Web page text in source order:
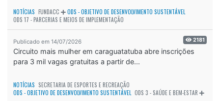
NOTÍCIAS FUNDACC
ODS - OBJETIVO DE DESENVOLVIMENTO SUSTENTÁVEL
ODS 17 - PARCERIAS E MEIOS DE IMPLEMENTAÇÃO
Publicado em 14/07/2026 2181
Circuito mais mulher em caraguatatuba abre inscrições
para 3 mil vagas gratuitas a partir de...
NOTÍCIAS SECRETARIA DE ESPORTES E RECREAÇÃO
ODS - OBJETIVO DE DESENVOLVIMENTO SUSTENTÁVEL ODS 3 - SAÚDE E BEM-ESTAR